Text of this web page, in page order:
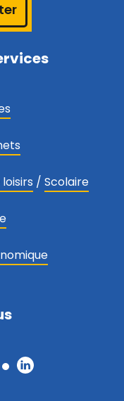
/ Scolaire
LinkedIn